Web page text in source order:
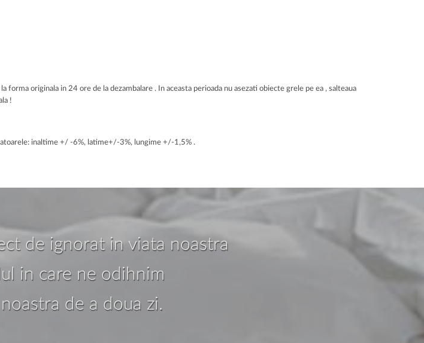
forma originala in 24 ore de la dezambalare . In aceasta perioada nu asezati obiecte grele pe ea , salteaua
!
inaltime +/ -6%, latime+/-3%, lungime +/-1,5% .
de ignorat in viata noastra
in care ne odihnim
de a doua zi.